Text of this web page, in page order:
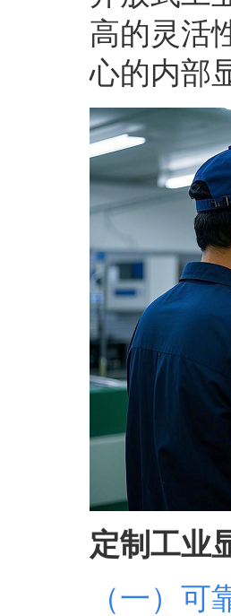
高的灵活
心的内部
定制工业
（一）可